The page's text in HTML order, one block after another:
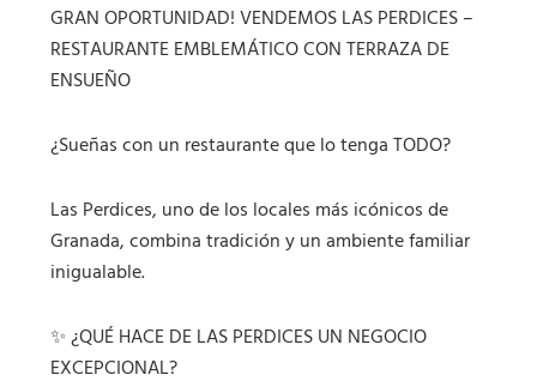
GRAN OPORTUNIDAD! VENDEMOS LAS PERDICES –
RESTAURANTE EMBLEMÁTICO CON TERRAZA DE
ENSUEÑO
¿Sueñas con un restaurante que lo tenga TODO?
Las Perdices, uno de los locales más icónicos de
Granada, combina tradición y un ambiente familiar
inigualable.
✨ ¿QUÉ HACE DE LAS PERDICES UN NEGOCIO
EXCEPCIONAL?